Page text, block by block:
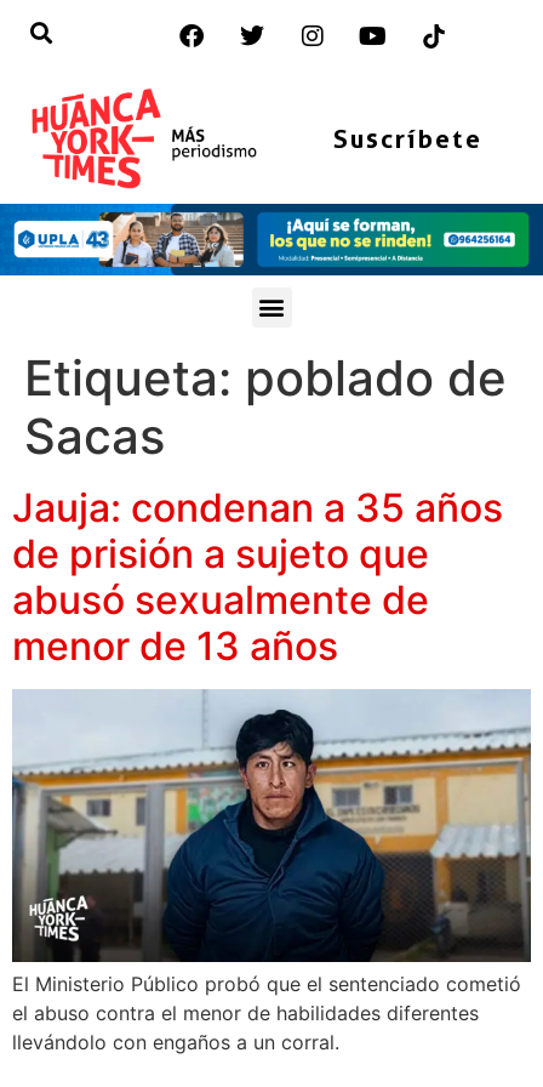
Suscríbete
Etiqueta: poblado de
Sacas
Jauja: condenan a 35 años
de prisión a sujeto que
abusó sexualmente de
menor de 13 años
El Ministerio Público probó que el sentenciado cometió
el abuso contra el menor de habilidades diferentes
llevándolo con engaños a un corral.